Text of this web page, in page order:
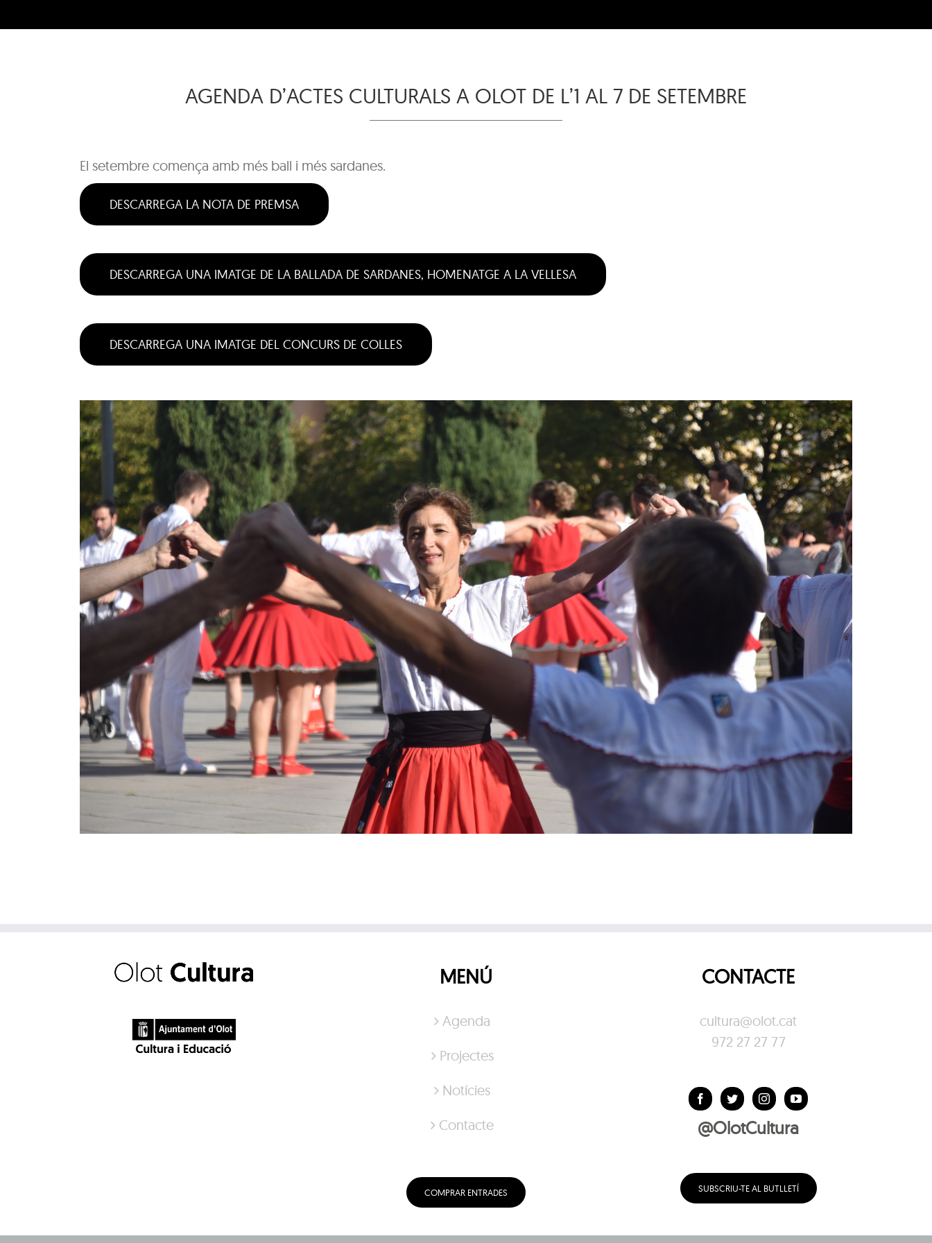
AGENDA D’ACTES CULTURALS A OLOT DE L’1 AL 7 DE SETEMBRE
El setembre comença amb més ball i més sardanes.
DESCARREGA LA NOTA DE PREMSA
DESCARREGA UNA IMATGE DE LA BALLADA DE SARDANES, HOMENATGE A LA VELLESA
DESCARREGA UNA IMATGE DEL CONCURS DE COLLES
MENÚ
Agenda
Projectes
Notícies
Contacte
COMPRAR ENTRADES
CONTACTE
cultura@olot.cat
972 27 27 77
@OlotCultura
SUBSCRIU-TE AL BUTLLETÍ